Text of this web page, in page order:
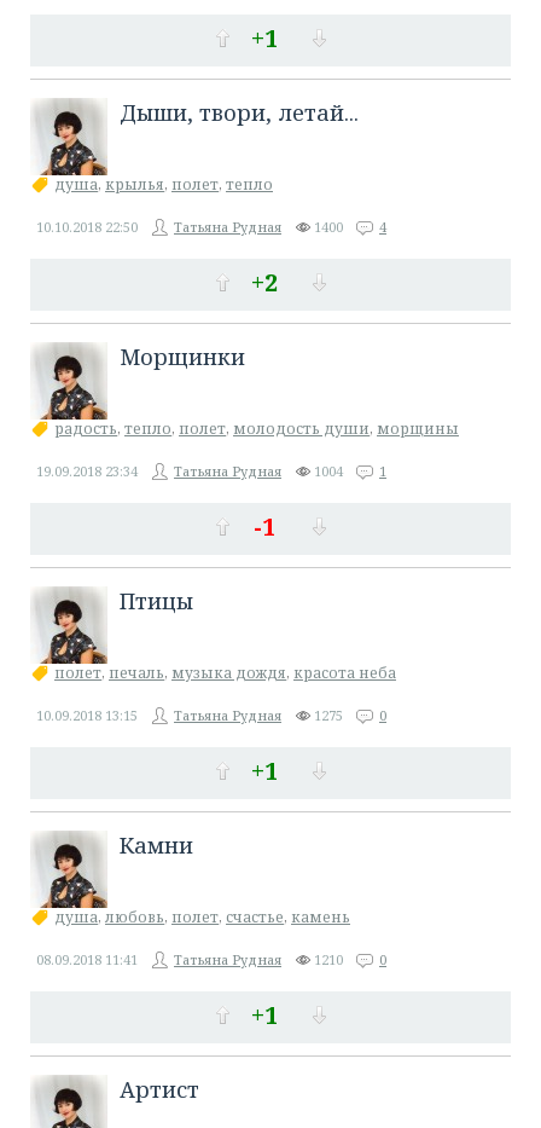
+1
Дыши, твори, летай...
душа, крылья, полет, тепло
+2
10.10.2018 22:50 Татьяна Рудная 1400 4
Морщинки
радость, тепло, полет, молодость души, морщины
-1
19.09.2018 23:34 Татьяна Рудная 1004 1
Птицы
полет, печаль, музыка дождя, красота неба
+1
10.09.2018 13:15 Татьяна Рудная 1275 0
Камни
душа, любовь, полет, счастье, камень
+1
08.09.2018 11:41 Татьяна Рудная 1210 0
Артист